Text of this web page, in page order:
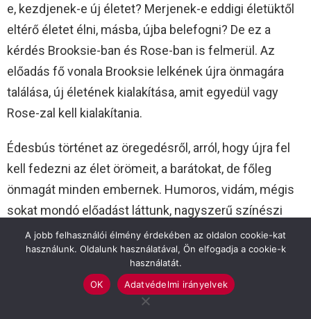
e, kezdjenek-e új életet? Merjenek-e eddigi életüktől
eltérő életet élni, másba, újba belefogni? De ez a
kérdés Brooksie-ban és Rose-ban is felmerül. Az
előadás fő vonala Brooksie lelkének újra önmagára
találása, új életének kialakítása, amit egyedül vagy
Rose-zal kell kialakítania.
Édesbús történet az öregedésről, arról, hogy újra fel
kell fedezni az élet örömeit, a barátokat, de főleg
önmagát minden embernek. Humoros, vidám, mégis
sokat mondó előadást láttunk, nagyszerű színészi
játékkal. Mikó István lubickolt szerepében, a
bőrdzsekis, vagány motoros, a szabadságát
kihasználó férfi, a senkivel nem törődő pasi, akit nem
zavar, hogy lánya és veje miatta veszekszik,
A jobb felhasználói élmény érdekében az oldalon cookie-kat
használunk. Oldalunk használatával, Ön elfogadja a cookie-k
használatát.
OK
Adatvédelmi irányelvek